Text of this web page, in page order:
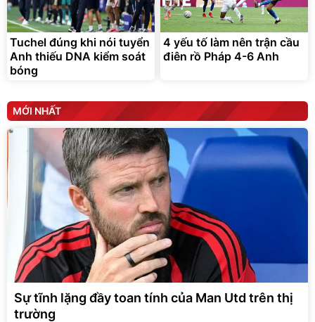
Tuchel đúng khi nói tuyển
Anh thiếu DNA kiểm soát
bóng
4 yếu tố làm nên trận cầu
điên rồ Pháp 4-6 Anh
MỚI NHẤT
Sự tĩnh lặng đầy toan tính của Man Utd trên thị
trường